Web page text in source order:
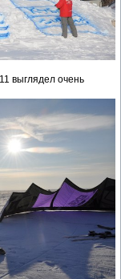
выглядел очень